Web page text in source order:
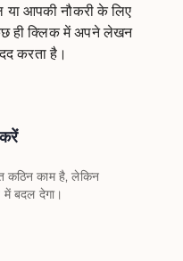
आपकी नौकरी के लिए
ही क्लिक में अपने लेखन
करता है।
कठिन काम है, लेकिन
बदल देगा।